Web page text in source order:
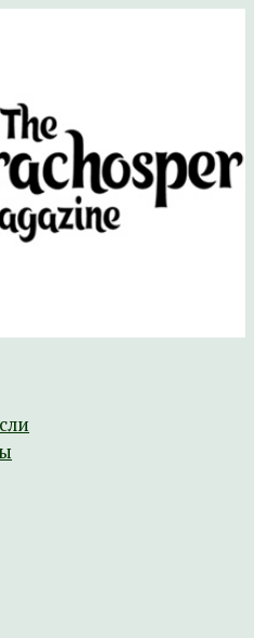
Magazine
(официальный сайт)